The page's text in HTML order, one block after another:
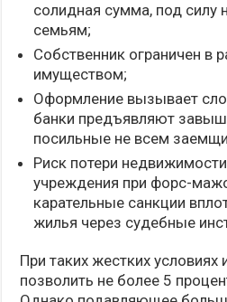
солидная сумма, под силу
семьям;
Собственник ограничен в
имуществом;
Оформление вызывает
банки предъявляют
посильные не всем
Риск потери
учреждения при форс-
карательные санкции
жилья через судебные
При таких жестких условиях
позволить не более 5